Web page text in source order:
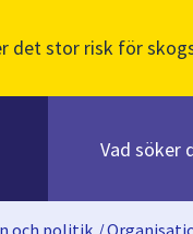
det stor risk för
innehåll
och politik /